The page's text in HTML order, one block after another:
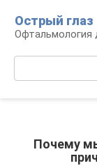
контенту
Острый глаз
Офтальмология
Почему